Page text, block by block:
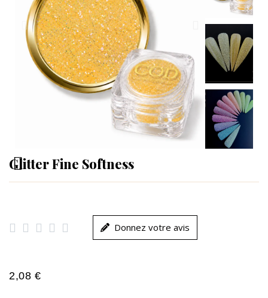
Glitter Fine Softness
     Donnez votre avis
2,08 €